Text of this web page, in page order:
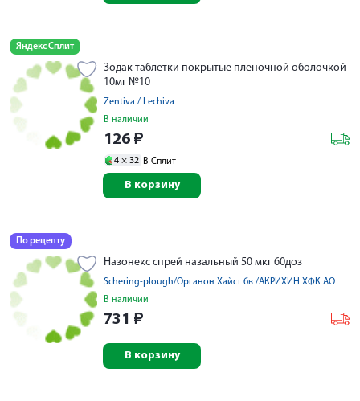
Яндекс Сплит
Зодак таблетки покрытые пленочной оболочкой
10мг №10
Zentiva / Lechiva
В наличии
126 ₽
4 × 32 В Сплит
В корзину
По рецепту
Назонекс спрей назальный 50 мкг 60доз
Schering-plough/Органон Хайст бв /АКРИХИН ХФК АО
В наличии
731 ₽
В корзину